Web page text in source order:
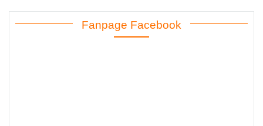
Fanpage Facebook